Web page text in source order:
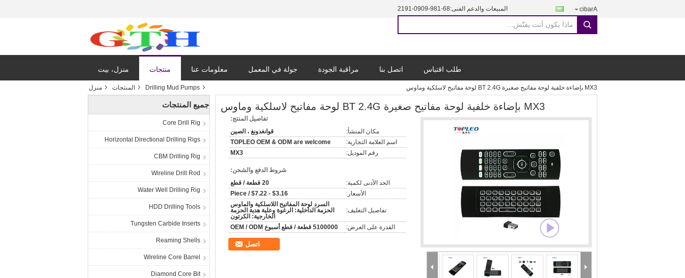
المبيعات والدعم الفنى:86-189-9090-1912 Arabic
search
منزل، بيت منتجات معلومات عنا جولة في المعمل مراقبة الجودة اتصل بنا طلب اقتباس
منزل المنتجات Drilling Mud Pumps MX3 بإضاءة خلفية لوحة مفاتيح صغيرة BT 2.4G لوحة مفاتيح لاسلكية وماوس
جميع المنتجات
Core Drill Rig
Horizontal Directional Drilling Rigs
CBM Drilling Rig
Wireline Drill Rod
Water Well Drilling Rig
HDD Drilling Tools
Tungsten Carbide Inserts
Reaming Shells
Wireline Core Barrel
Diamond Core Bit
MX3 بإضاءة خلفية لوحة مفاتيح صغيرة BT 2.4G لوحة مفاتيح لاسلكية وماوس
تفاصيل المنتج:
مكان المنشأ:
قوانغدونغ ، الصين
اسم العلامة التجارية:
TOPLEO OEM & ODM are welcome
رقم الموديل:
MX3
شروط الدفع والشحن:
الحد الأدنى لكمية:
20 قطعة / قطع
الأسعار:
$3.16 - $7.22 / Piece
تفاصيل التغليف:
السرد لوحة المفاتيح اللاسلكية والماوس
الحزمة الداخلية: الرغوة وعلبة هدية الحزمة
الخارجية: الكرتون
القدرة على العرض:
5100000 قطعة / قطع أسبوع OEM / ODM
اتصل